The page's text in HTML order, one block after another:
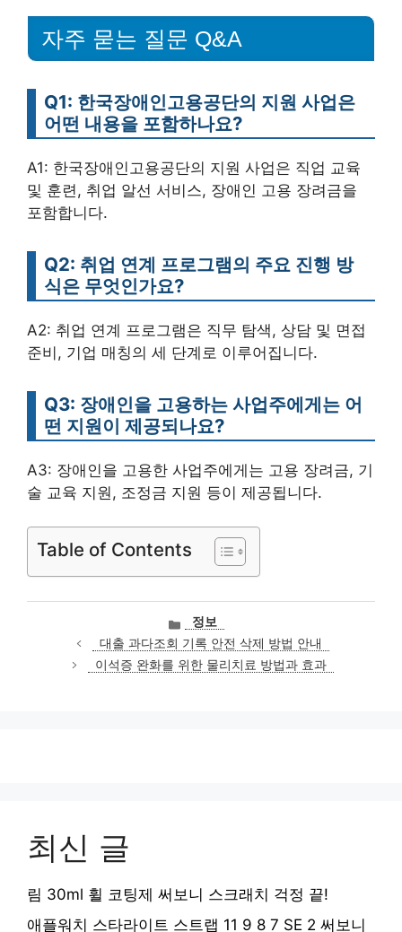
자주 묻는 질문 Q&A
Q1: 한국장애인고용공단의 지원 사업은
어떤 내용을 포함하나요?
A1: 한국장애인고용공단의 지원 사업은 직업 교육
및 훈련, 취업 알선 서비스, 장애인 고용 장려금을
포함합니다.
Q2: 취업 연계 프로그램의 주요 진행 방
식은 무엇인가요?
A2: 취업 연계 프로그램은 직무 탐색, 상담 및 면접
준비, 기업 매칭의 세 단계로 이루어집니다.
Q3: 장애인을 고용하는 사업주에게는 어
떤 지원이 제공되나요?
A3: 장애인을 고용한 사업주에게는 고용 장려금, 기
술 교육 지원, 조정금 지원 등이 제공됩니다.
Table of Contents
카
테
고
리
정보
대출 과다조회 기록 안전 삭제 방법 안내
이석증 완화를 위한 물리치료 방법과 효과
최신 글
림 30ml 휠 코팅제 써보니 스크래치 걱정 끝!
애플워치 스타라이트 스트랩 11 9 8 7 SE 2 써보니